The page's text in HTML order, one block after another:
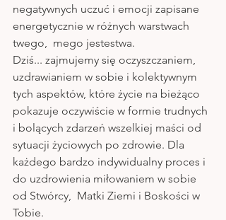
negatywnych uczuć i emocji zapisane
energetycznie w różnych warstwach
twego,  mego jestestwa.
Dziś... zajmujemy się oczyszczaniem,
uzdrawianiem w sobie i kolektywnym
tych aspektów, które życie na bieżąco
pokazuje oczywiście w formie trudnych
i bolących zdarzeń wszelkiej maści od
sytuacji życiowych po zdrowie. Dla
każdego bardzo indywidualny proces i
do uzdrowienia miłowaniem w sobie
od Stwórcy,  Matki Ziemi i Boskości w
Tobie.